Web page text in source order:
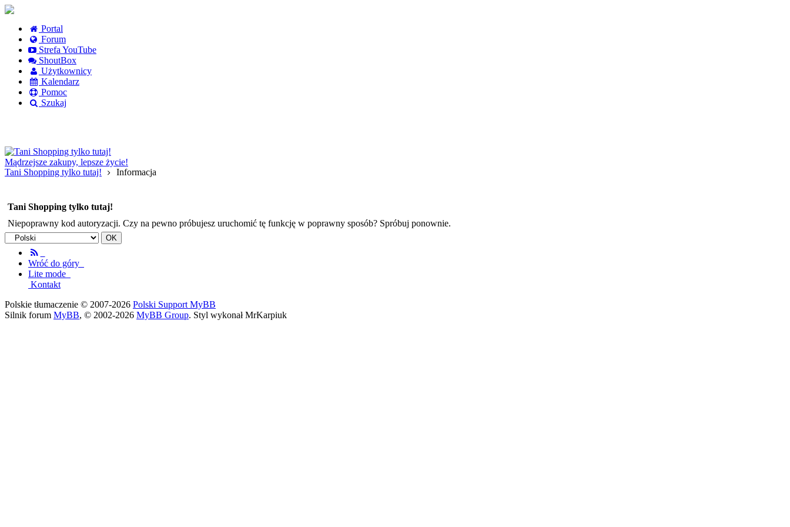
Portal
Forum
Strefa YouTube
ShoutBox
Użytkownicy
Kalendarz
Pomoc
Szukaj
Mądrzejsze zakupy, lepsze życie!
Tani Shopping tylko tutaj!
Informacja
Tani Shopping tylko tutaj!
Niepoprawny kod autoryzacji. Czy na pewno próbujesz uruchomić tę funkcję w poprawny sposób? Spróbuj ponownie.
Wróć do góry
Lite mode
Kontakt
Polskie tłumaczenie © 2007-2026 Polski Support MyBB
Silnik forum MyBB, © 2002-2026 MyBB Group. Styl wykonał MrKarpiuk